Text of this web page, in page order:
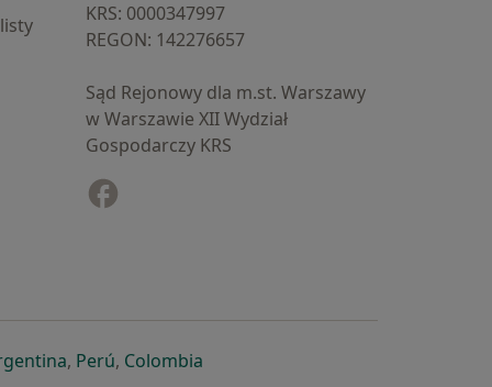
KRS: ⁠0000347997
REGON: ⁠142276657
Sąd Rejonowy dla m.st. Warszawy
w Warszawie XII Wydział
Gospodarczy KRS
karcie
w nowej karcie
się w nowej karcie
otwiera się w nowej karcie
, Perúotwiera się w nowej karcie
, Colombiaotwiera się w nowej karcie